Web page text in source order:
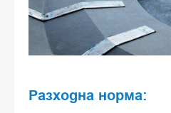
Разходна норма: